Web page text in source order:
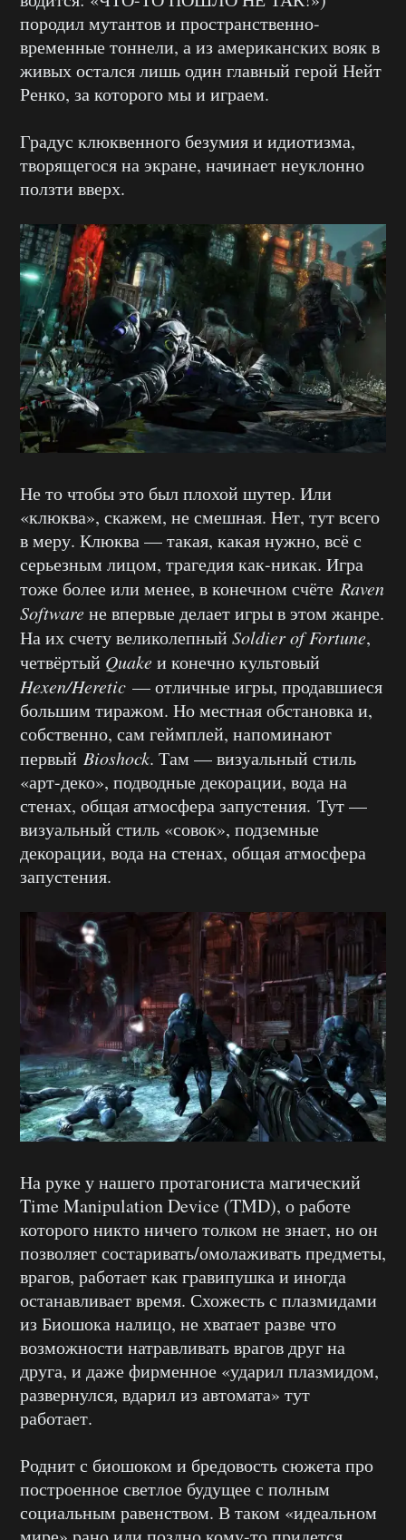
породил мутантов и пространственно-
временные тоннели, а из американских вояк в
живых остался лишь один главный герой Нейт
Ренко, за которого мы и играем.
Градус клюквенного безумия и идиотизма,
творящегося на экране, начинает неуклонно
ползти вверх.
Не то чтобы это был плохой шутер. Или
«клюква», скажем, не смешная. Нет, тут всего
в меру. Клюква — такая, какая нужно, всё с
серьезным лицом, трагедия как-никак. Игра
тоже более или менее, в конечном счёте Raven
Softwareне впервые делает игры в этом жанре.
На их счету великолепный Soldier of Fortune,
четвёртый Quakeи конечно культовый
Hexen/Heretic — отличные игры, продавшиеся
большим тиражом. Но местная обстановка и,
собственно, сам геймплей, напоминают
первый Bioshock. Там — визуальный стиль
«арт-деко», подводные декорации, вода на
стенах, общая атмосфера запустения. Тут —
визуальный стиль «совок», подземные
декорации, вода на стенах, общая атмосфера
запустения.
На руке у нашего протагониста магический
Time Manipulation Device (TMD), о работе
которого никто ничего толком не знает, но он
позволяет состаривать/омолаживать предметы,
врагов, работает как гравипушка и иногда
останавливает время. Схожесть с плазмидами
из Биошока налицо, не хватает разве что
возможности натравливать врагов друг на
друга, и даже фирменное «ударил плазмидом,
развернулся, вдарил из автомата» тут
работает.
Роднит с биошоком и бредовость сюжета про
построенное светлое будущее с полным
социальным равенством. В таком «идеальном